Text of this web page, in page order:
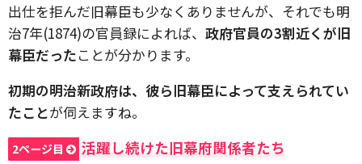
出仕を拒んだ旧幕臣も少なくありませんが、それでも明
治7年(1874)の官員録によれば、 政府官員の3割近くが旧
幕臣だったことが分かります。
初期の明治新政府は、彼ら旧幕臣によって支えられてい
たことが伺えますね。
2ページ目 活躍し続けた旧幕府関係者たち